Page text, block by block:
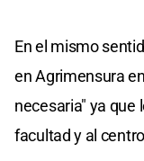
En el mismo
en Agrimensura
necesaria" ya que
facultad y al